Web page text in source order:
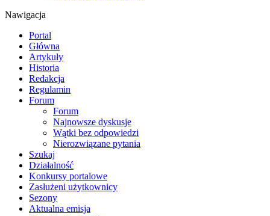
Nawigacja
Portal
Główna
Artykuły
Historia
Redakcja
Regulamin
Forum
Forum
Najnowsze dyskusje
Wątki bez odpowiedzi
Nierozwiązane pytania
Szukaj
Działalność
Konkursy portalowe
Zasłużeni użytkownicy
Sezony
Aktualna emisja